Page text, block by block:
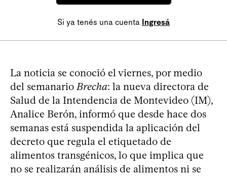
Si ya tenés una cuenta Ingresá
La noticia se conoció el viernes, por medio
del semanarioBrecha: la nueva directora de
Salud de la Intendencia de Montevideo (IM),
Analice Berón, informó que desde hace dos
semanas está suspendida la aplicación del
decreto que regula el etiquetado de
alimentos transgénicos, lo que implica que
no se realizarán análisis de alimentos ni se